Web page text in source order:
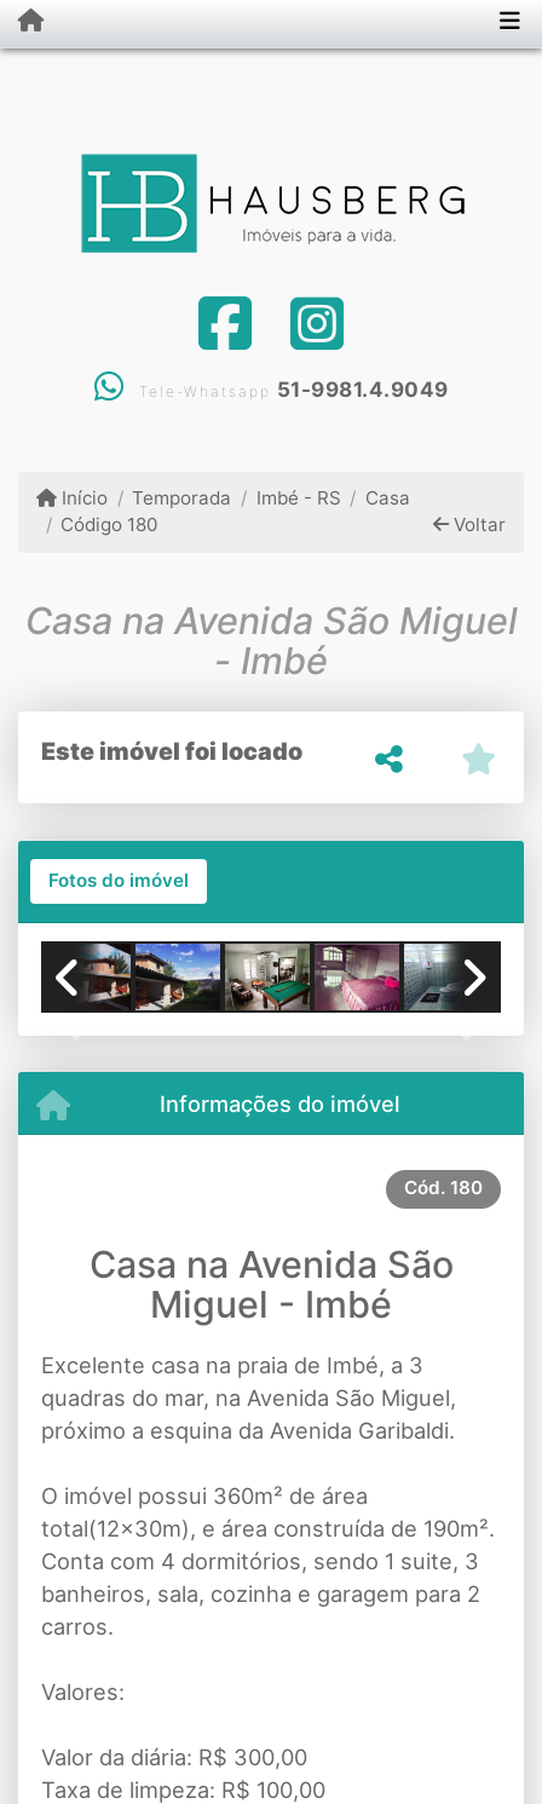
Tele-Whatsapp 51-9981.4.9049
Início Temporada Imbé - RS
Casa
Código 180
Voltar
Casa na Avenida São Miguel
- Imbé
Este imóvel foi locado
Fotos do imóvel
Informações do imóvel
Cód. 180
Casa na Avenida São
Miguel - Imbé
Excelente casa na praia de Imbé, a 3
quadras do mar, na Avenida São Miguel,
próximo a esquina da Avenida Garibaldi.
O imóvel possui 360m² de área
total(12x30m), e área construída de 190m².
Conta com 4 dormitórios, sendo 1 suite, 3
banheiros, sala, cozinha e garagem para 2
carros.
Valores:
Valor da diária: R$ 300,00
Taxa de limpeza: R$ 100,00